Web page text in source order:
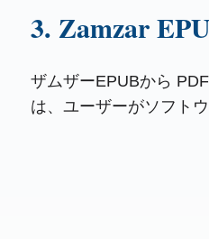
3. Zamzar
ザムザーEPUBから
は、ユーザーがソフト